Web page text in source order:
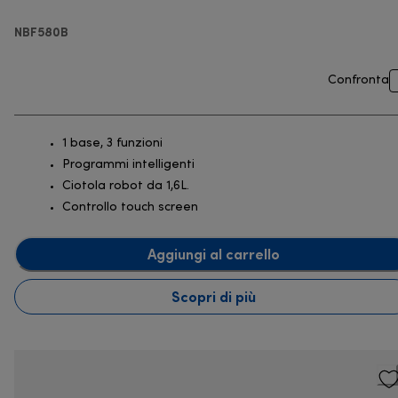
NBF580B
Confronta
1 base, 3 funzioni
Programmi intelligenti
Ciotola robot da 1,6L.
Controllo touch screen
Aggiungi al carrello
Scopri di più